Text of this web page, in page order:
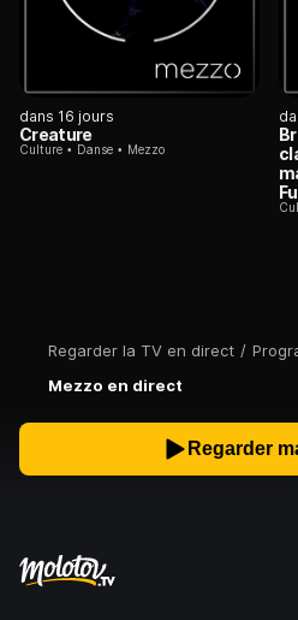
Regarder la TV en direct /
Mezzo en direct
dans 16 jours
Creature
Culture Danse Mezzo
Regarder